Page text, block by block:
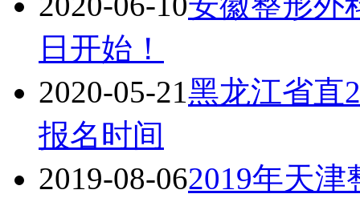
日开始！
2020-05-21黑龙江省直
报名时间
2019-08-062019年天